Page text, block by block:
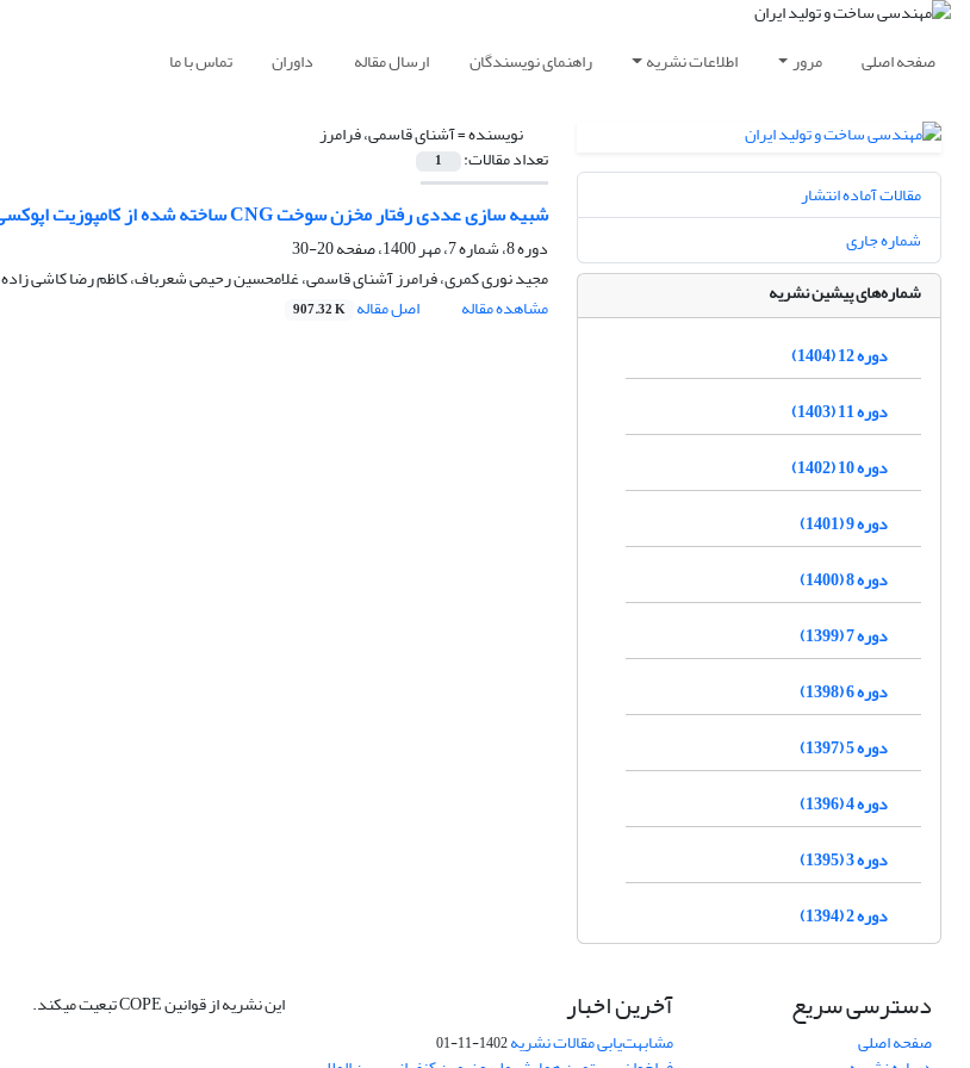
صفحه اصلی مرور اطلاعات نشریه راهنمای نویسندگان ارسال مقاله داوران تماس با ما
نویسنده =آشنای قاسمی، فرامرز
تعداد مقالات: 1
شبیه سازی عددی رفتار مخزن سوخت CNG ساخته شده از کامپوزیت اپوکسی/شیشه در حالت های طراحی با ضخامت ثابت و متغیر تحت آزمون فشار ترکیدگی
دوره 8، شماره 7، مهر 1400، صفحه
20-30
مجید نوری کمری، فرامرز آشنای قاسمی، غلامحسین رحیمی شعرباف، کاظم رضا کاشی زاده
مشاهده مقاله
اصل مقاله 907.32 K
مقالات آماده انتشار
شماره جاری
شماره‌های پیشین نشریه
دوره 12 (1404)
دوره 11 (1403)
دوره 10 (1402)
دوره 9 (1401)
دوره 8 (1400)
دوره 7 (1399)
دوره 6 (1398)
دوره 5 (1397)
دوره 4 (1396)
دوره 3 (1395)
دوره 2 (1394)
دسترسی سریع
صفحه اصلی
آخرین اخبار
مشابهت‌یابی مقالات نشریه1402-11-01
این نشریه از قوانین COPE تبعیت میکند.